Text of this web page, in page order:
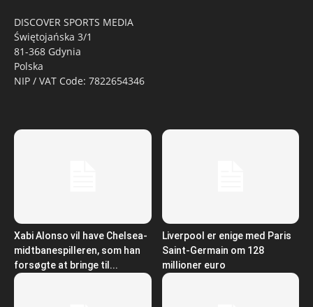
DISCOVER SPORTS MEDIA
Świętojańska 3/1
81-368 Gdynia
Polska
NIP / VAT Code: 7822654346
Xabi Alonso vil have Chelsea-
midtbanespilleren, som han
forsøgte at bringe til...
Liverpool er enige med Paris
Saint-Germain om 128
millioner euro